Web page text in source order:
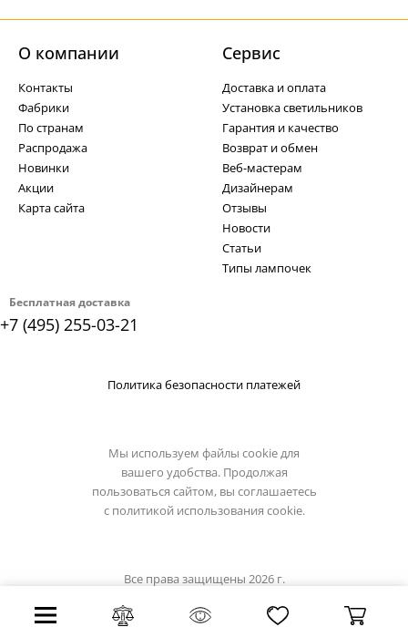
Бесплатная доставка
+7 (495) 255-03-21
О компании
Контакты
Фабрики
По странам
Распродажа
Новинки
Акции
Карта сайта
Cервис
Доставка и оплата
Установка светильников
Гарантия и качество
Возврат и обмен
Веб-мастерам
Дизайнерам
Отзывы
Новости
Статьи
Типы лампочек
Политика безопасности платежей
Мы используем файлы cookie для
вашего удобства. Продолжая
пользоваться сайтом, вы соглашаетесь
с политикой использования cookie.
Все права защищены 2026 г.